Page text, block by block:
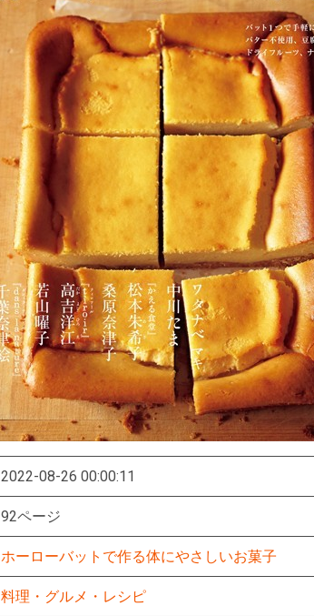
2022-08-26 00:00:11
92ページ
ホーローバットで作る体にやさしいお菓子
料理・グルメ・レシピ